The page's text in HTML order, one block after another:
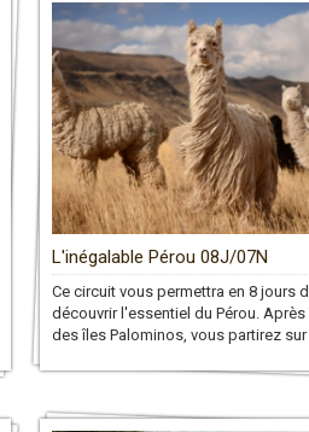
L'inégalable Pérou 08J/07N
Ce circuit vous permettra en 8 jours
découvrir l'essentiel du Pérou. Après
des îles Palominos, vous partirez sur
que le fameux Machu Picchu avant
pour y découvrir le lac Titicaca et des